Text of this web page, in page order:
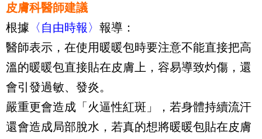
皮膚科醫師建議
根據 〈自由時報〉 報導：
醫師表示，在使用暖暖包時要注意不能直接把高
溫的暖暖包直接貼在皮膚上，容易導致灼傷，還
會引發過敏、發炎。
嚴重更會造成「火逼性紅斑」，若身體持續流汗
還會造成局部脫水，若真的想將暖暖包貼在皮膚